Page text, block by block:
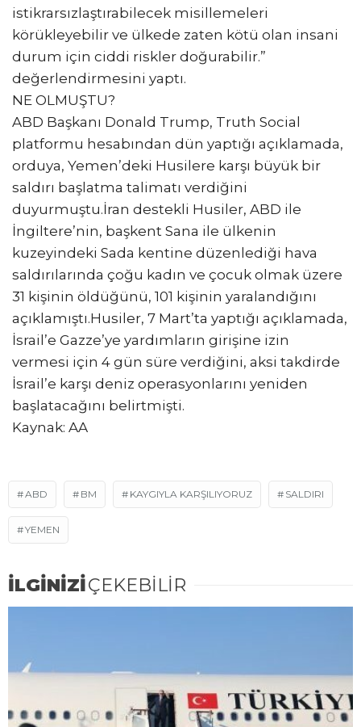
istikrarsızlaştırabilecek misillemeleri
körükleyebilir ve ülkede zaten kötü olan insani
durum için ciddi riskler doğurabilir.”
değerlendirmesini yaptı.
NE OLMUŞTU?
ABD Başkanı Donald Trump, Truth Social
platformu hesabından dün yaptığı açıklamada,
orduya, Yemen’deki Husilere karşı büyük bir
saldırı başlatma talimatı verdiğini
duyurmuştu.İran destekli Husiler, ABD ile
İngiltere’nin, başkent Sana ile ülkenin
kuzeyindeki Sada kentine düzenlediği hava
saldırılarında çoğu kadın ve çocuk olmak üzere
31 kişinin öldüğünü, 101 kişinin yaralandığını
açıklamıştı.Husiler, 7 Mart’ta yaptığı açıklamada,
İsrail’e Gazze’ye yardımların girişine izin
vermesi için 4 gün süre verdiğini, aksi takdirde
İsrail’e karşı deniz operasyonlarını yeniden
başlatacağını belirtmişti.
Kaynak: AA
ABD BM KAYGIYLA KARŞILIYORUZ SALDIRI
YEMEN
İLGİNİZİÇEKEBİLİR